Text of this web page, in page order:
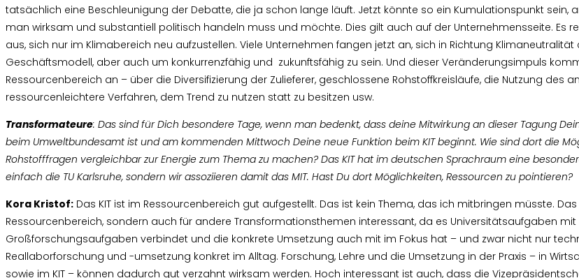
tatsächlich eine Beschleunigung der Debatte, die ja schon lange läuft. Jetzt könnte so ein Kumulationspunkt sein,
man wirksam und substantiell politisch handeln muss und möchte. Dies gilt auch auf der Unternehmensseite. Es
aus, sich nur im Klimabereich neu aufzustellen. Viele Unternehmen fangen jetzt an, sich in Richtung
Geschäftsmodell, aber auch um konkurrenzfähig und zukunftsfähig zu sein. Und dieser Veränderungsimpuls
Ressourcenbereich an – über die Diversifizierung der Zulieferer, geschlossene Rohstoffkreisläufe, die Nutzung des
ressourcenleichtere Verfahren, dem Trend zu nutzen statt zu besitzen usw.
Transformateure: Das sind für Dich besondere Tage, wenn man bedenkt, dass deine Mitwirkung an dieser Tagung
beim Umweltbundesamt ist und am kommenden Mittwoch Deine neue Funktion beim KIT beginnt. Wie sind dort die
Rohstofffragen vergleichbar zur Energie zum Thema zu machen? Das KIT hat im deutschen Sprachraum eine
einfach die TU Karlsruhe, sondern wir assoziieren damit das MIT. Hast Du dort Möglichkeiten, Ressourcen zu pointieren?
Kora Kristof: Das KIT ist im Ressourcenbereich gut aufgestellt. Das ist kein Thema, das ich mitbringen müsste. Das
Ressourcenbereich, sondern auch für andere Transformationsthemen interessant, da es Universitätsaufgaben mit
Großforschungsaufgaben verbindet und die konkrete Umsetzung auch mit im Fokus hat – und zwar nicht nur
Reallaborforschung und -umsetzung konkret im Alltag. Forschung, Lehre und die Umsetzung in der Praxis – in
sowie im KIT – können dadurch gut verzahnt wirksam werden. Hoch interessant ist auch, dass die